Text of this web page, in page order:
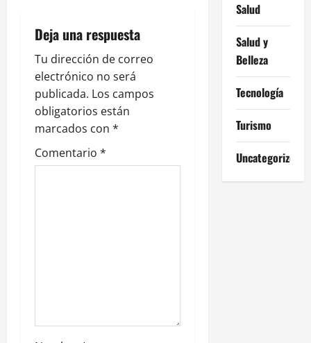
c
i
ó
n
d
e
Deja una respuesta
Tu dirección de correo
electrónico no será
publicada. Los campos
obligatorios están
marcados con *
Comentario *
Salud
Salud y
Belleza
Tecnología
Turismo
Uncategorized